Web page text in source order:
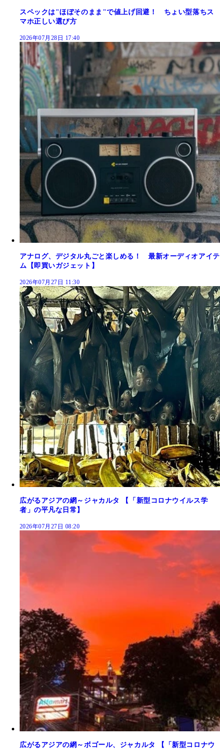
スペックは"ほぼそのまま"で値上げ回避！ ちょい型落ちス
マホ正しい選び方
2026年07月28日 17:40
アナログ、デジタル丸ごと楽しめる！ 最新オーディオアイテ
ム【即買いガジェット】
2026年07月27日 11:30
広がるアジアの網～ジャカルタ 【「新型コロナウイルス学
者」の平凡な日常】
2026年07月27日 08:20
広がるアジアの網～ボゴール、ジャカルタ 【「新型コロナウ